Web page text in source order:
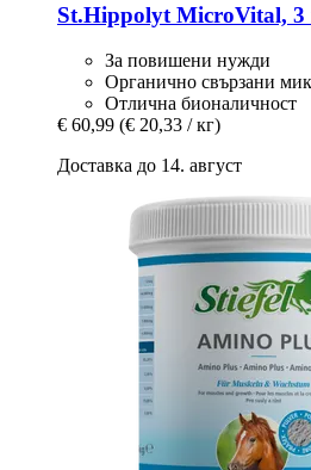
St.Hippolyt MicroVital, 3
За повишени нужди
Органично свързани
Отлична бионаличност
€ 60,99 (€ 20,33 / кг)
Доставка до 14. август